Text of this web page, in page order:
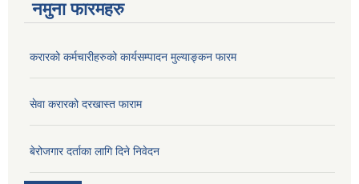
नमुना फारमहरु
करारको कर्मचारीहरुको कार्यसम्पादन मुल्याङ्कन फारम
सेवा करारको दरखास्त फाराम
बेरोजगार दर्ताका लागि दिने निवेदन